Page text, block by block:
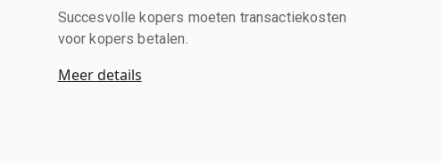
Succesvolle kopers moeten transactiekosten
voor kopers betalen.
Meer details